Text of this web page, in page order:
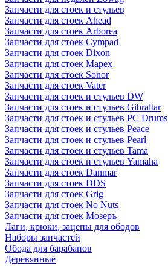
Запчасти для стоек и стульев
Запчасти для стоек Ahead
Запчасти для стоек Arborea
Запчасти для стоек Cympad
Запчасти для стоек Dixon
Запчасти для стоек Mapex
Запчасти для стоек Sonor
Запчасти для стоек Vater
Запчасти для стоек и стульев DW
Запчасти для стоек и стульев Gibraltar
Запчасти для стоек и стульев PC Drums
Запчасти для стоек и стульев Peace
Запчасти для стоек и стульев Pearl
Запчасти для стоек и стульев Tama
Запчасти для стоек и стульев Yamaha
Запчасти для стоек Danmar
Запчасти для стоек DDS
Запчасти для стоек Grig
Запчасти для стоек No Nuts
Запчасти для стоек Мозеръ
Лаги, крюки, зацепы для ободов
Наборы запчастей
Обода для барабанов
Деревянные